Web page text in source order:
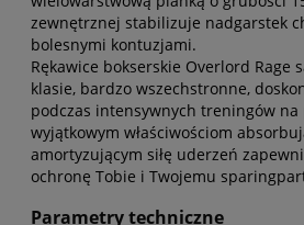
zewnętrznej stabilizuje nadgarstek
bolesnymi kontuzjami.
Rękawice bokserskie Overlord Rage
klasie, bardzo wszechstronne,
podczas intensywnych treningów na
wyjątkowym właściwościom
amortyzującym siłę uderzeń
ochronę Tobie i Twojemu
Parametry techniczne